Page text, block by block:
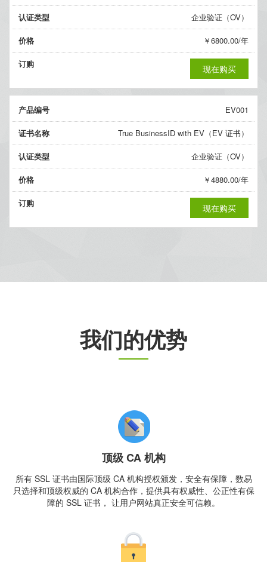
认证类型 企业验证（OV）
价格 ￥6800.00/年
订购 现在购买
产品编号 EV001
证书名称 True BusinessID with EV（EV 证书）
认证类型 企业验证（OV）
价格 ￥4880.00/年
订购 现在购买
我们的优势
顶级 CA 机构
所有 SSL 证书由国际顶级 CA 机构授权颁发，安全有保障，数易
只选择和顶级权威的 CA 机构合作，提供具有权威性、公正性有保
障的 SSL 证书， 让用户网站真正安全可信赖。